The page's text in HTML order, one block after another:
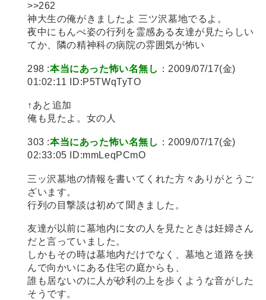
>>262
神大生の俺がきましたよ 三ツ沢墓地でるよ。
夜中にもんぺ姿の行列を霊感ある友達が見たらしい
てか、隣の精神科の病院の雰囲気が怖い
298 :本当にあった怖い名無し ：2009/07/17(金)
01:02:11 ID:P5TWqTyTO
↑あと追加
俺も見たよ。女の人
303 :本当にあった怖い名無し ：2009/07/17(金)
02:33:05 ID:mmLeqPCmO
三ッ沢墓地の情報を書いてくれた方々ありがとうご
ざいます。
行列の目撃談は初めて聞きました。
友達が以前に墓地内に女の人を見たときは妊婦さん
だと言っていました。
しかもその時は墓地内だけでなく、墓地と道路を挟
んで向かいにある住宅の庭からも、
誰も居ないのに人が砂利の上を歩くような音がした
そうです。